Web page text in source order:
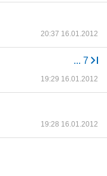
20:37 16.01.2012
... 7
19:29 16.01.2012
19:28 16.01.2012